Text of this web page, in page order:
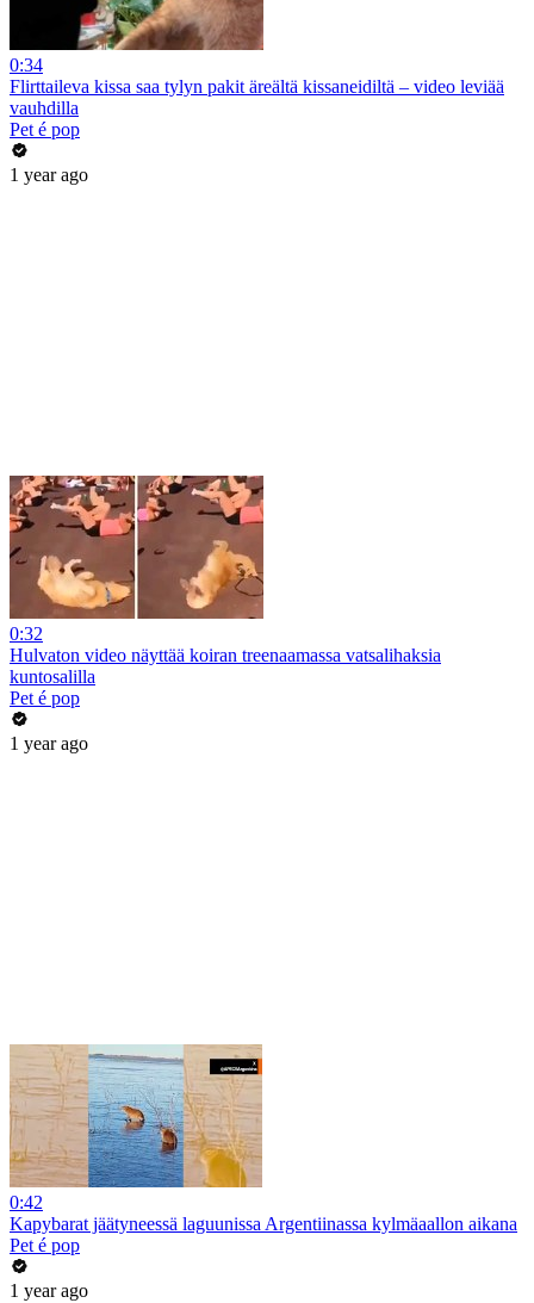
0:34
Flirttaileva kissa saa tylyn pakit äreältä kissaneidiltä – video leviää
vauhdilla
Pet é pop
1 year ago
0:32
Hulvaton video näyttää koiran treenaamassa vatsalihaksia
kuntosalilla
Pet é pop
1 year ago
0:42
Kapybarat jäätyneessä laguunissa Argentiinassa kylmäaallon aikana
Pet é pop
1 year ago